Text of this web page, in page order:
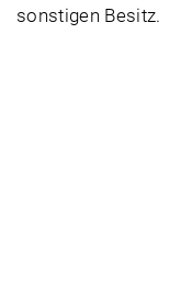
sonstigen Besitz.